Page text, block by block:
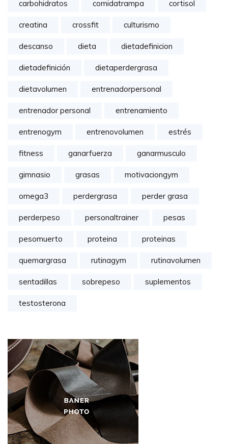
carbohidratos comidatrampa cortisol
creatina crossfit culturismo
descanso dieta dietadefinicion
dietadefinición dietaperdergrasa
dietavolumen entrenadorpersonal
entrenador personal entrenamiento
entrenogym entrenovolumen estrés
fitness ganarfuerza ganarmusculo
gimnasio grasas motivaciongym
omega3 perdergrasa perder grasa
perderpeso personaltrainer pesas
pesomuerto proteina proteinas
quemargrasa rutinagym rutinavolumen
sentadillas sobrepeso suplementos
testosterona